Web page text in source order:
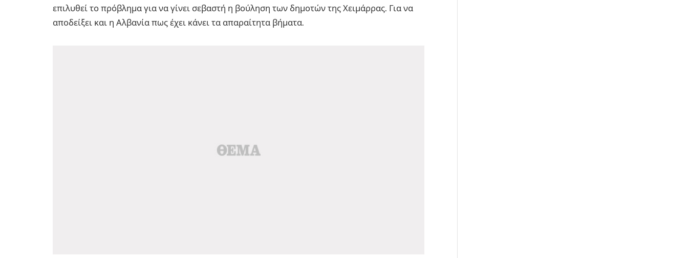
επιλυθεί το πρόβλημα για να γίνει σεβαστή η βούληση των δημοτών της Χειμάρρας. Για να
αποδείξει και η Αλβανία πως έχει κάνει τα απαραίτητα βήματα.